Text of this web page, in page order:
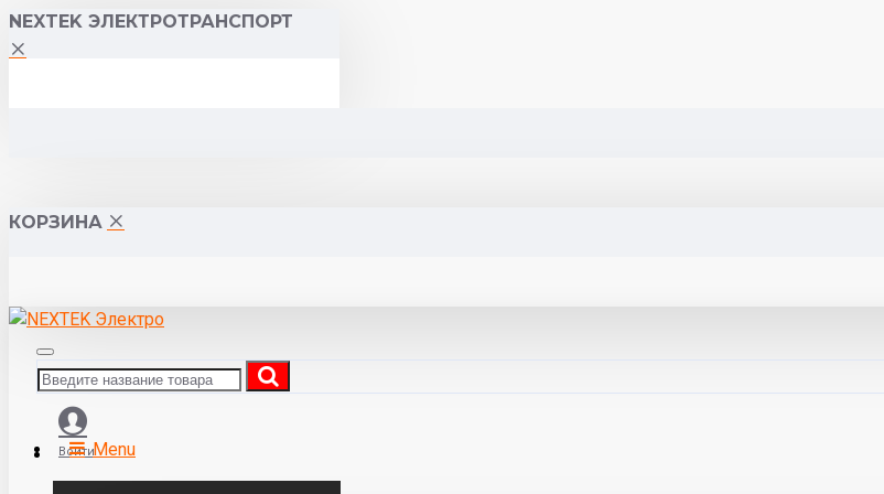
NEXTEK ЭЛЕКТРОТРАНСПОРТ
КОРЗИНА
ВойтиMenu